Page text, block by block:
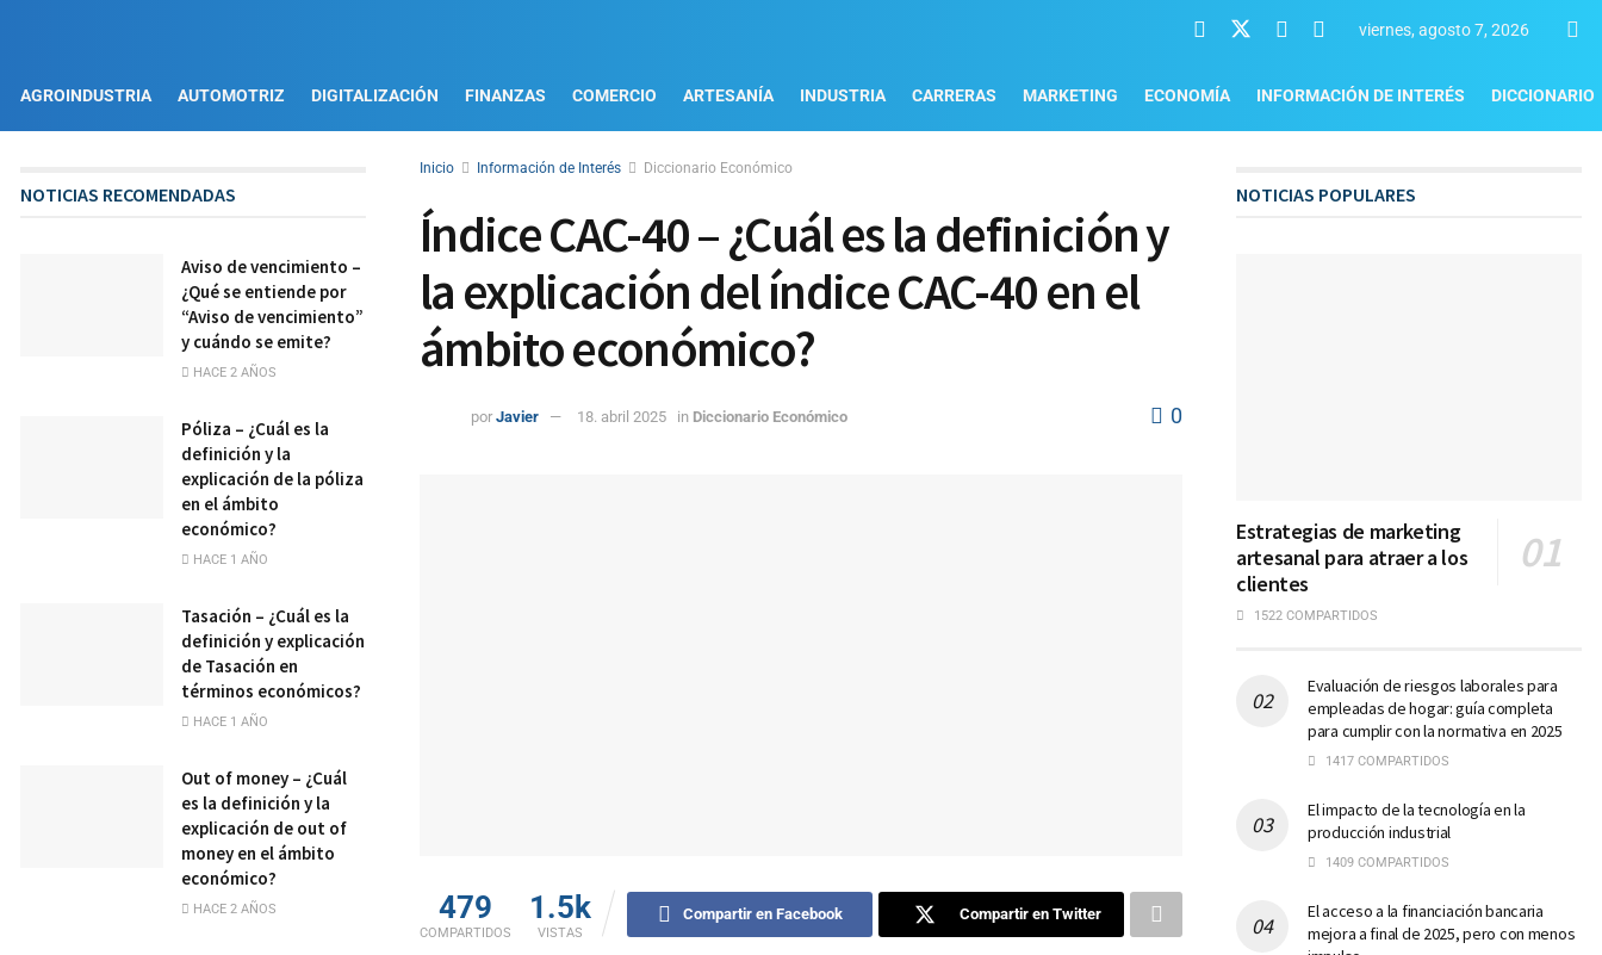
viernes, agosto 7, 2026
AGROINDUSTRIA AUTOMOTRIZ DIGITALIZACIÓN FINANZAS COMERCIO ARTESANÍA INDUSTRIA CARRERAS MARKETING ECONOMÍA INFORMACIÓN DE INTERÉS DICCIONARIO
Inicio Información de Interés Diccionario Económico
Índice CAC-40 – ¿Cuál es la definición y
la explicación del índice CAC-40 en el
ámbito económico?
por Javier 18. abril 2025 in Diccionario Económico 0
479
COMPARTIDOS
1.5k
VISTAS
Compartir en Facebook Compartir en Twitter
NOTICIAS RECOMENDADAS
Aviso de vencimiento –
¿Qué se entiende por
“Aviso de vencimiento”
y cuándo se emite?
HACE 2 AÑOS
Póliza – ¿Cuál es la
definición y la
explicación de la póliza
en el ámbito
económico?
HACE 1 AÑO
Tasación – ¿Cuál es la
definición y explicación
de Tasación en
términos económicos?
HACE 1 AÑO
Out of money – ¿Cuál
es la definición y la
explicación de out of
money en el ámbito
económico?
HACE 2 AÑOS
NOTICIAS POPULARES
Estrategias de marketing
artesanal para atraer a los
clientes
1522 COMPARTIDOS
Evaluación de riesgos laborales para
empleadas de hogar: guía completa
para cumplir con la normativa en 2025
1417 COMPARTIDOS
El impacto de la tecnología en la
producción industrial
1409 COMPARTIDOS
El acceso a la financiación bancaria
mejora a final de 2025, pero con menos